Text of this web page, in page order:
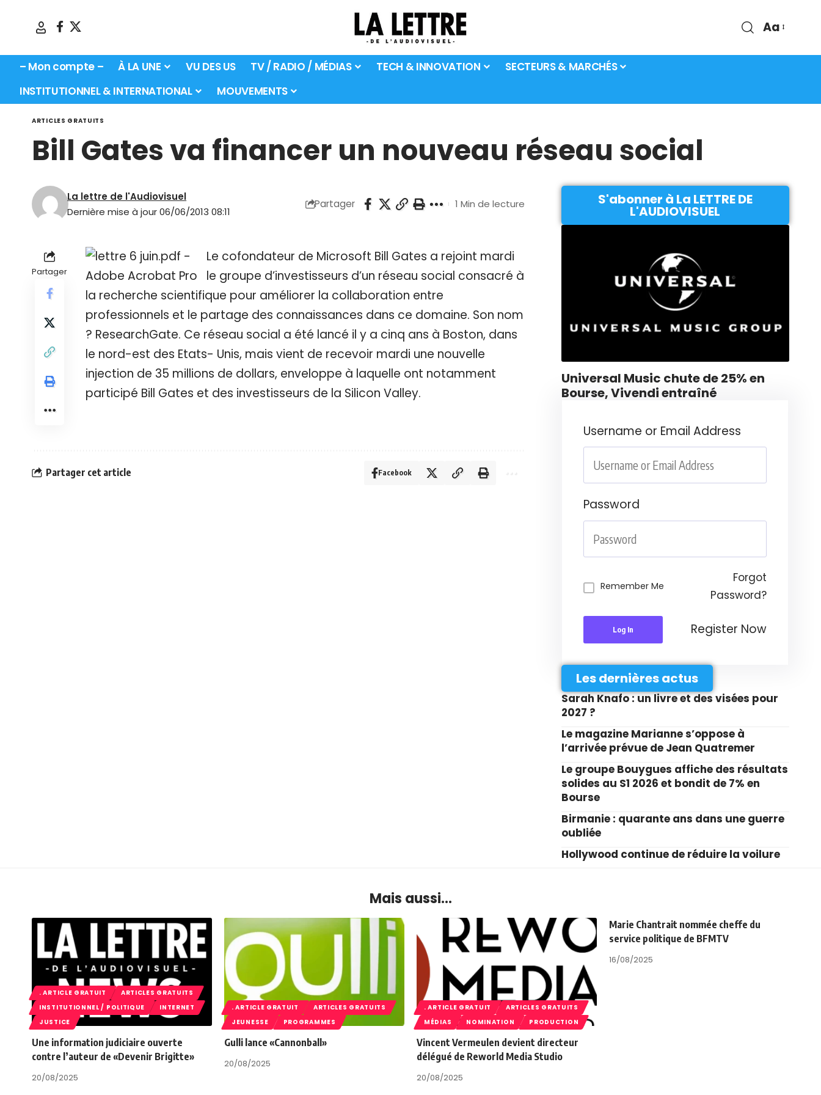
Aa
– Mon compte – À LA UNE VU DES US TV / RADIO / MÉDIAS TECH & INNOVATION
SECTEURS & MARCHÉS
INSTITUTIONNEL & INTERNATIONAL
MOUVEMENTS
ARTICLES GRATUITS
Bill Gates va financer un nouveau réseau social
Dernière mise à jour 06/06/2013 08:11
La lettre de l'Audiovisuel
Partager 1 Min de lecture
Partager
Le cofondateur de Microsoft Bill Gates a rejoint mardi
le groupe d’investisseurs d’un réseau social consacré à
la recherche scientifique pour améliorer la collaboration entre
professionnels et le partage des connaissances dans ce domaine. Son nom
? ResearchGate. Ce réseau social a été lancé il y a cinq ans à Boston, dans
le nord-est des Etats- Unis, mais vient de recevoir mardi une nouvelle
injection de 35 millions de dollars, enveloppe à laquelle ont notamment
participé Bill Gates et des investisseurs de la Silicon Valley.
Partager cet article Facebook
S'abonner à La LETTRE DE
L'AUDIOVISUEL
Universal Music chute de 25% en
Bourse, Vivendi entraîné
Username or Email Address
Password
Remember Me
Forgot
Password?
Log In Register Now
Les dernières actus
Sarah Knafo : un livre et des visées pour
2027 ?
Le magazine Marianne s’oppose à
l’arrivée prévue de Jean Quatremer
Le groupe Bouygues affiche des résultats
solides au S1 2026 et bondit de 7% en
Bourse
Birmanie : quarante ans dans une guerre
oubliée
Hollywood continue de réduire la voilure
Mais aussi...
. ARTICLE GRATUIT
ARTICLES GRATUITS
INSTITUTIONNEL / POLITIQUE
INTERNET
JUSTICE
Une information judiciaire ouverte
contre l’auteur de «Devenir Brigitte»
20/08/2025
. ARTICLE GRATUIT
ARTICLES GRATUITS
JEUNESSE
PROGRAMMES
Gulli lance «Cannonball»
20/08/2025
. ARTICLE GRATUIT
ARTICLES GRATUITS
MÉDIAS
NOMINATION PRODUCTION
Vincent Vermeulen devient directeur
délégué de Reworld Media Studio
20/08/2025
Marie Chantrait nommée cheffe du
service politique de BFMTV
16/08/2025